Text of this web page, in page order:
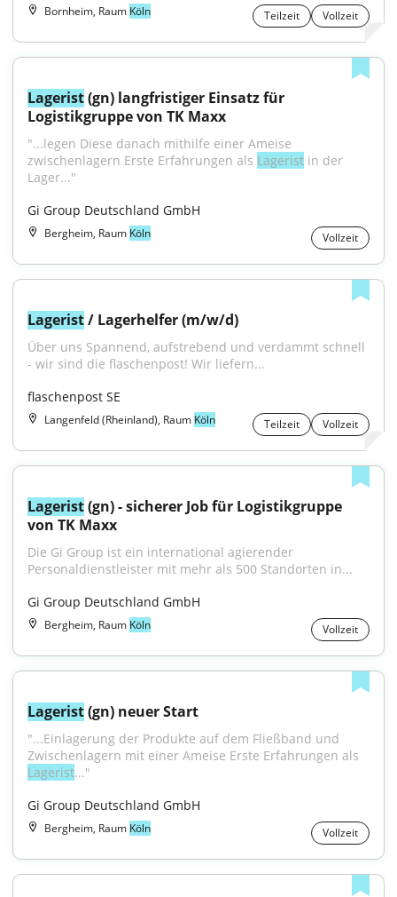
Bornheim, Raum Köln Teilzeit Vollzeit
Lagerist (gn) langfristiger Einsatz für
Logistikgruppe von TK Maxx
"...legen Diese danach mithilfe einer Ameise
zwischenlagern Erste Erfahrungen als Lagerist in der
Lager..."
Gi Group Deutschland GmbH
Bergheim, Raum Köln Vollzeit
Lagerist / Lagerhelfer (m/w/d)
Über uns Spannend, aufstrebend und verdammt schnell
- wir sind die flaschenpost! Wir liefern...
flaschenpost SE
Langenfeld (Rheinland), Raum Köln Teilzeit Vollzeit
Lagerist (gn) - sicherer Job für Logistikgruppe
von TK Maxx
Die Gi Group ist ein international agierender
Personaldienstleister mit mehr als 500 Standorten in...
Gi Group Deutschland GmbH
Bergheim, Raum Köln Vollzeit
Lagerist (gn) neuer Start
"...Einlagerung der Produkte auf dem Fließband und
Lagerist..."
Gi Group Deutschland GmbH
Bergheim, Raum Köln Vollzeit